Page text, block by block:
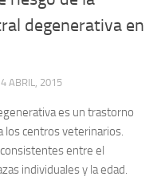
degenerativa en
ABRIL, 2015
es un trastorno
los centros veterinarios.
entre el
individuales y la edad.